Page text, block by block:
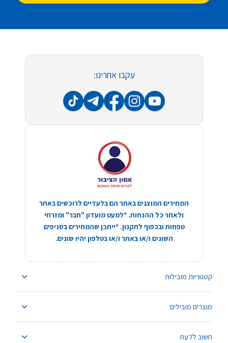
קטגוריות מובילות
מוצרים מובילים
חשוב לדעת
עקבו אחרינו:
המחירים המוצגים באתר הם בלעדיים לרוכשים באתר
ולאחר כל ההנחות. *למעט מועדון "חבר" ומזרחי
טפחות ובכפוף לתקנון. *ייתכן שהמחירים בסניפים
השונים ו/או באתר ו/או בטלפון יהיו שונים.